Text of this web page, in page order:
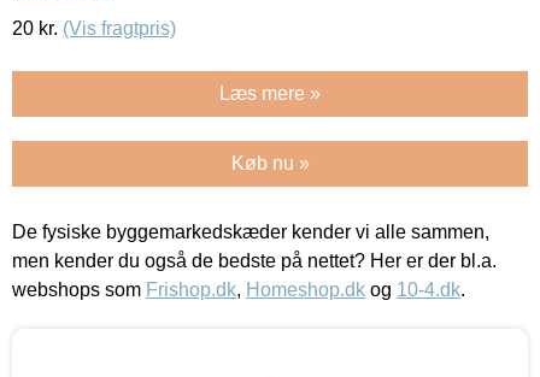
20 kr. (Vis fragtpris)
Læs mere »
Køb nu »
De fysiske byggemarkedskæder kender vi alle sammen,
men kender du også de bedste på nettet? Her er der bl.a.
webshops som Frishop.dk, Homeshop.dk og 10-4.dk.